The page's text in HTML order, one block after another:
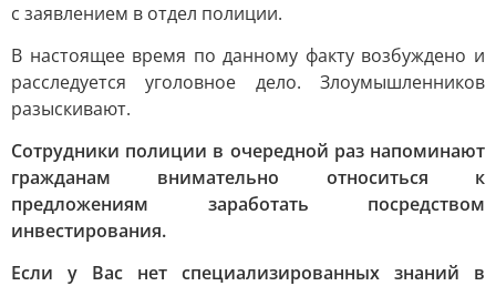
с заявлением в отдел полиции.
В настоящее время по данному факту возбуждено и
расследуется уголовное дело. Злоумышленников
разыскивают.
Сотрудники полиции в очередной раз напоминают
гражданам внимательно относиться к
предложениям заработать посредством
инвестирования.
Если у Вас нет специализированных знаний в